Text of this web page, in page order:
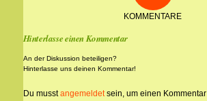
KOMMENTARE
Hinterlasse einen Kommentar
An der Diskussion beteiligen?
Hinterlasse uns deinen Kommentar!
Du musstangemeldetsein, um einen Kommentar